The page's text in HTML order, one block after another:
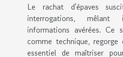
Le rachat d'épaves
interrogations,
informations avérées. Ce
comme technique,
essentiel de maîtriser